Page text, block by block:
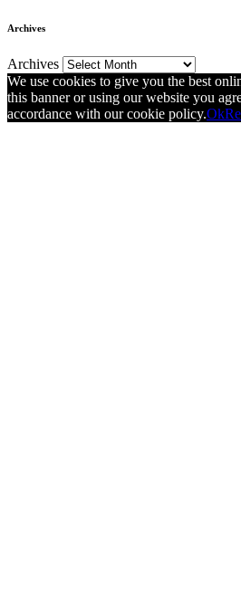
Archives
Archives
We use cookies to give you the best
this banner or using our website you
accordance with our cookie policy.Ok